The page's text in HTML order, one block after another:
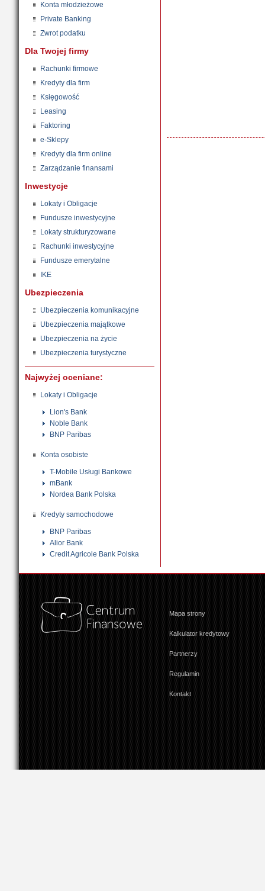
Konta młodzieżowe
Private Banking
Zwrot podatku
Dla Twojej firmy
Rachunki firmowe
Kredyty dla firm
Księgowość
Leasing
Faktoring
e-Sklepy
Kredyty dla firm online
Zarządzanie finansami
Inwestycje
Lokaty i Obligacje
Fundusze inwestycyjne
Lokaty strukturyzowane
Rachunki inwestycyjne
Fundusze emerytalne
IKE
Ubezpieczenia
Ubezpieczenia komunikacyjne
Ubezpieczenia majątkowe
Ubezpieczenia na życie
Ubezpieczenia turystyczne
Najwyżej oceniane:
Lokaty i Obligacje
Lion's Bank
Noble Bank
BNP Paribas
Konta osobiste
T-Mobile Usługi Bankowe
mBank
Nordea Bank Polska
Kredyty samochodowe
BNP Paribas
Alior Bank
Credit Agricole Bank Polska
Mapa strony
Kalkulator kredytowy
Partnerzy
Regulamin
Kontakt